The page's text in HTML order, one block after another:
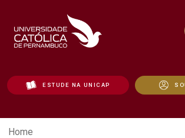
ESTUDE NA UNICAP
Cooperação Internacional:
Home